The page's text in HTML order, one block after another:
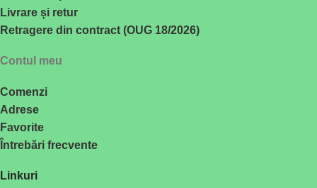
Livrare și retur
Retragere din contract (OUG 18/2026)
Contul meu
Comenzi
Adrese
Favorite
Întrebări frecvente
Linkuri